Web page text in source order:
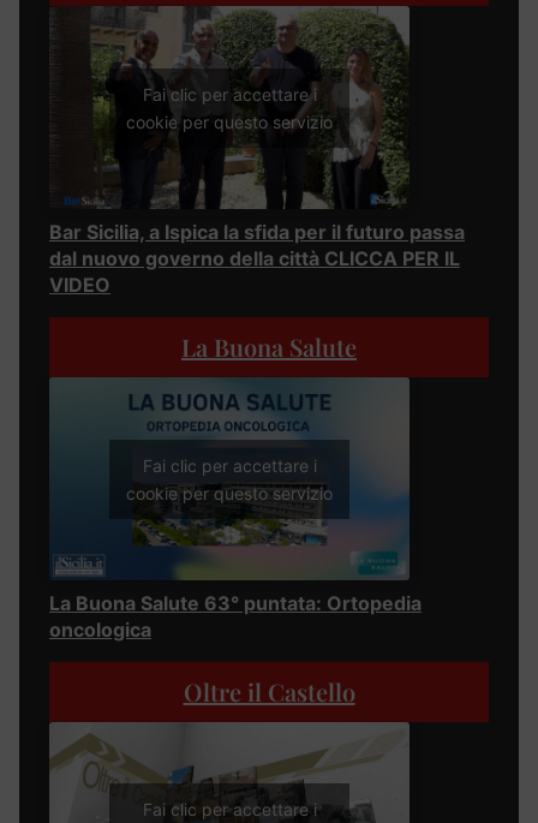
Fai clic per accettare i
cookie per questo servizio
Bar Sicilia, a Ispica la sfida per il futuro passa
dal nuovo governo della città CLICCA PER IL
VIDEO
La Buona Salute
Fai clic per accettare i
cookie per questo servizio
La Buona Salute 63° puntata: Ortopedia
oncologica
Oltre il Castello
Fai clic per accettare i